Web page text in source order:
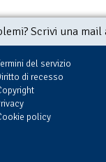
Scrivi una
del servizio
di recesso
policy